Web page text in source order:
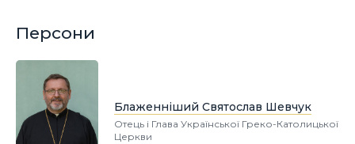
Персони
Блаженніший Святослав Шевчук
Отець і Глава Української Греко-Католицької
Церкви